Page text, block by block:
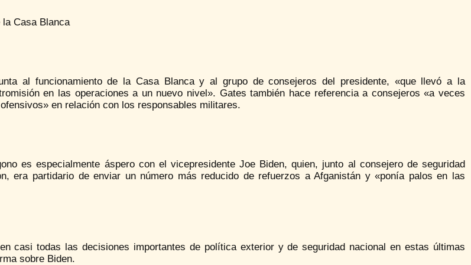
Casa Blanca
al funcionamiento de la Casa Blanca y al grupo de consejeros del presidente, «que llevó a la
en las operaciones a un nuevo nivel». Gates también hace referencia a consejeros «a veces
en relación con los responsables militares.
es especialmente áspero con el vicepresidente Joe Biden, quien, junto al consejero de seguridad
era partidario de enviar un número más reducido de refuerzos a Afganistán y «ponía palos en las
casi todas las decisiones importantes de política exterior y de seguridad nacional en estas últimas
sobre Biden.